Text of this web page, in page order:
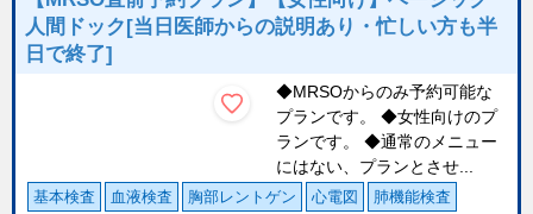
人間ドック[当日医師からの説明あり・忙しい方も半
日で終了]
◆MRSOからのみ予約可能な
プランです。 ◆女性向けのプ
ランです。 ◆通常のメニュー
にはない、プランとさせ...
基本検査 血液検査 胸部レントゲン 心電図
肺機能検査